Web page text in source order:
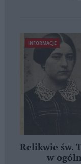
INFORMACJE
Relikwie św.
w